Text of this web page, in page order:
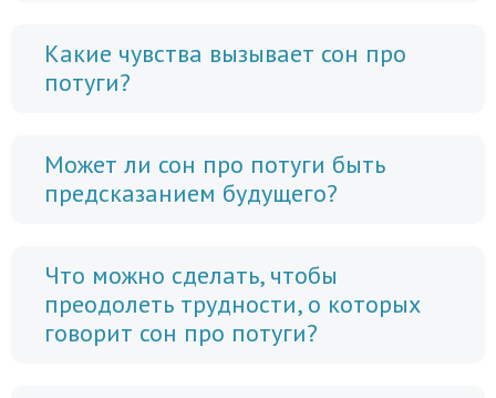
Какие чувства вызывает сон про
потуги?
Может ли сон про потуги быть
предсказанием будущего?
Что можно сделать, чтобы
преодолеть трудности, о которых
говорит сон про потуги?